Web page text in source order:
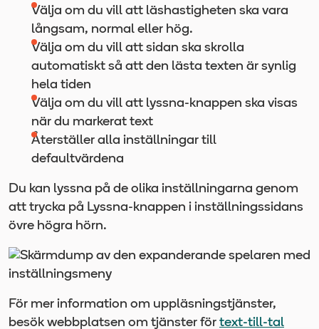
Välja om du vill att läshastigheten ska vara
långsam, normal eller hög.
Välja om du vill att sidan ska skrolla
automatiskt så att den lästa texten är synlig
hela tiden
Välja om du vill att lyssna-knappen ska visas
när du markerat text
Återställer alla inställningar till
defaultvärdena
Du kan lyssna på de olika inställningarna genom
att trycka på Lyssna-knappen i inställningssidans
övre högra hörn.
För mer information om uppläsningstjänster,
besök webbplatsen om tjänster för text-till-tal